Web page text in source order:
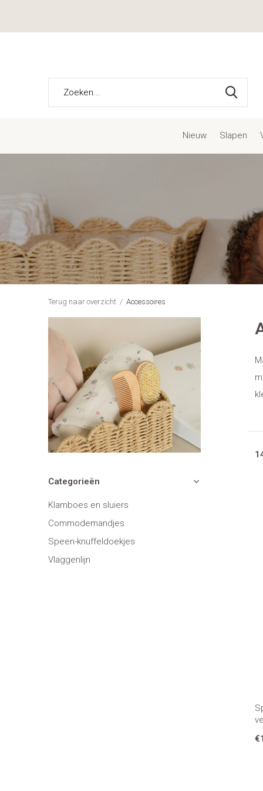
Nieuw Slapen
Terug naar overzicht Accessoires
Categorieën
Klamboes en sluiers
Commodemandjes
Speen-knuffeldoekjes
Vlaggenlijn